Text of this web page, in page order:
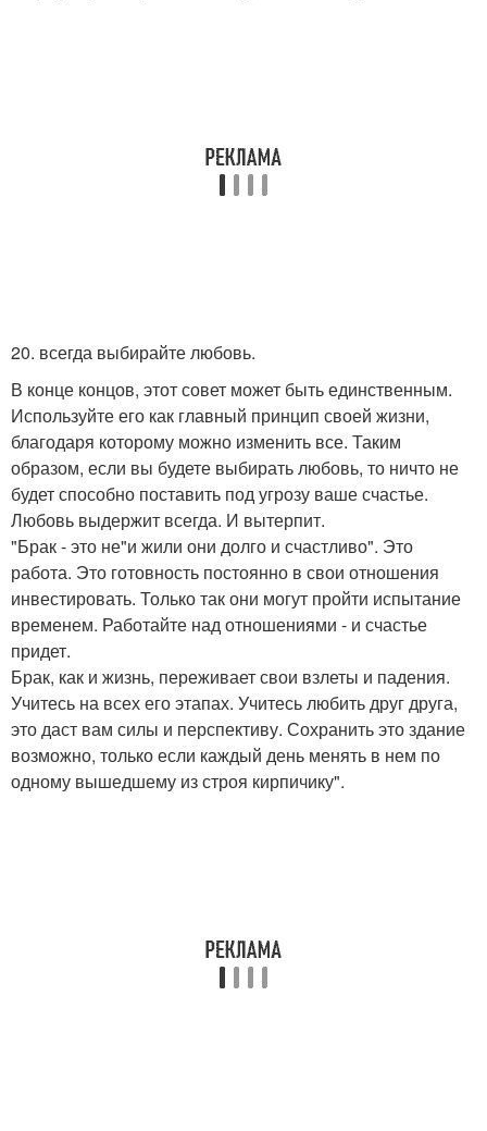
20. всегда выбирайте любовь.
В конце концов, этот совет может быть единственным.
Используйте его как главный принцип своей жизни,
благодаря которому можно изменить все. Таким
образом, если вы будете выбирать любовь, то ничто не
будет способно поставить под угрозу ваше счастье.
Любовь выдержит всегда. И вытерпит.
"Брак - это не"и жили они долго и счастливо". Это
работа. Это готовность постоянно в свои отношения
инвестировать. Только так они могут пройти испытание
временем. Работайте над отношениями - и счастье
придет.
Брак, как и жизнь, переживает свои взлеты и падения.
Учитесь на всех его этапах. Учитесь любить друг друга,
это даст вам силы и перспективу. Сохранить это здание
возможно, только если каждый день менять в нем по
одному вышедшему из строя кирпичику".